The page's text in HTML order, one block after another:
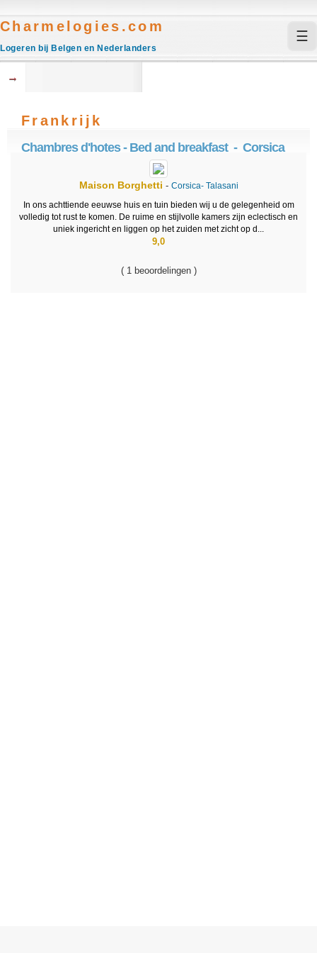
Charmelogies.com
Logeren bij Belgen en Nederlanders
☰
→
Frankrijk
Chambres d'hotes - Bed and breakfast - Corsica
Maison Borghetti - Corsica- Talasani
In ons achttiende eeuwse huis en tuin bieden wij u de gelegenheid om
volledig tot rust te komen. De ruime en stijlvolle kamers zijn eclectisch en
uniek ingericht en liggen op het zuiden met zicht op d...
9,0
( 1 beoordelingen )